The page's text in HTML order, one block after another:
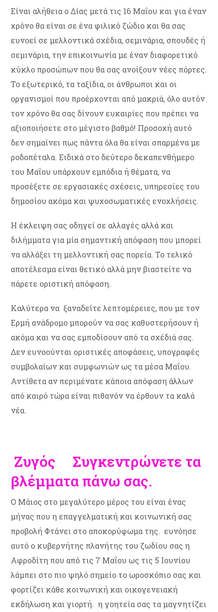
Είναι αλήθεια ο Δίας μετά τις 16 Μαΐου και για έναν
χρόνο θα είναι σε ένα φιλικό ζώδιο και θα σας
ευνοεί σε μελλοντικά σχέδια, σεμινάρια, σπουδές ή
σεμινάρια, την επικοινωνία με έναν διαφορετικό
κύκλο προσώπων που θα σας ανοίξουν νέες πόρτες.
Το εξωτερικό, τα ταξίδια, οι άνθρωποι και οι
οργανισμοί που προέρχονται από μακριά, όλο αυτόν
τον χρόνο θα σας δίνουν ευκαιρίες που πρέπει να
αξιοποιήσετε στο μέγιστο βαθμό! Προσοχή αυτό
δεν σημαίνει πως πάντα όλα θα είναι σπαρμένα με
ροδοπέταλα. Ειδικά στο δεύτερο δεκαπενθήμερο
του Μαΐου υπάρχουν εμπόδια ή θέματα, να
προσέξετε σε εργασιακές σχέσεις, υπηρεσίες του
δημοσίου ακόμα και ψυχοσωματικές ενοχλήσεις.
Η έκλειψη σας οδηγεί σε αλλαγές αλλά και
διλήμματα για μία σημαντική απόφαση που μπορεί
να αλλάξει τη μελλοντική σας πορεία. Το τελικό
αποτέλεσμα είναι θετικό αλλά μην βιαστείτε να
πάρετε οριστική απόφαση.
Καλύτερα να ξαναδείτε λεπτομέρειες, που με τον
Ερμή ανάδρομο μπορούν να σας καθυστερήσουν ή
ακόμα και να σας εμποδίσουν από τα σχέδιά σας.
Δεν ευνοούνται οριστικές αποφάσεις, υπογραφές
συμβολαίων και συμφωνιών ως τα μέσα Μαΐου.
Αντίθετα αν περιμένατε κάποια απόφαση άλλων
από καιρό τώρα είναι πιθανόν να έρθουν τα καλά
νέα.
Ζυγός Συγκεντρώνετε τα
βλέμματα πάνω σας.
Ο Μάιος στο μεγαλύτερο μέρος του είναι ένας
μήνας που η επαγγελματική και κοινωνική σας
προβολή Φτάνει στο αποκορύφωμα της. ευνόησε
αυτό ο κυβερνήτης πλανήτης του ζωδίου σας η
Αφροδίτη που από τις 7 Μαΐου ως τις 5 Ιουνίου
λάμπει στο πιο ψηλό σημείο το ωροσκόπιο σας και
φορτίζει κάθε κοινωνική και οικογενειακή
εκδήλωση και γιορτή. η γοητεία σας τα μαγνητίζει